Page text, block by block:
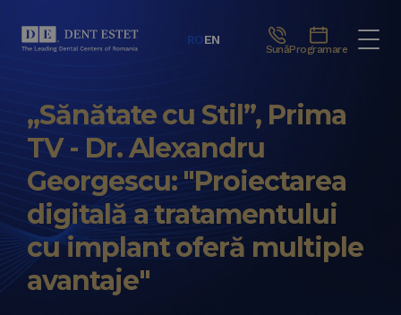
ROEN
SunăProgramare
„Sănătate cu Stil”, Prima
TV - Dr. Alexandru
Georgescu: "Proiectarea
digitală a tratamentului
cu implant oferă multiple
avantaje"